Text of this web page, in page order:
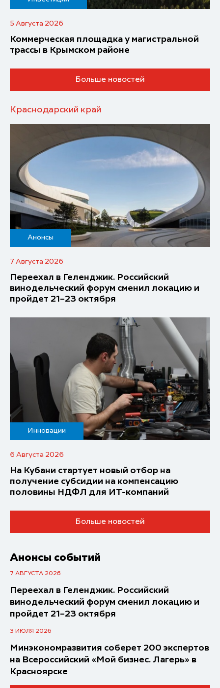
5 Августа 2026
Коммерческая площадка у магистральной
трассы в Крымском районе
Больше новостей
Краснодарский край
Анонсы
7 Августа 2026
Переехал в Геленджик. Российский
винодельческий форум сменил локацию и
пройдет 21–23 октября
Инновации
6 Августа 2026
На Кубани стартует новый отбор на
получение субсидии на компенсацию
половины НДФЛ для ИT-компаний
Больше новостей
Анонсы событий
7 АВГУСТА 2026
Переехал в Геленджик. Российский
винодельческий форум сменил локацию и
пройдет 21–23 октября
3 ИЮЛЯ 2026
Минэкономразвития соберет 200 экспертов
на Всероссийский «Мой бизнес. Лагерь» в
Красноярске